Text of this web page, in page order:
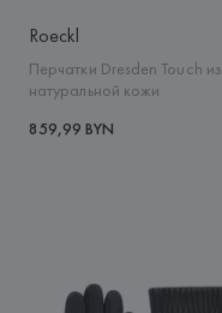
Roeckl
Перчатки Dresden Touch из
натуральной кожи
859,99 BYN